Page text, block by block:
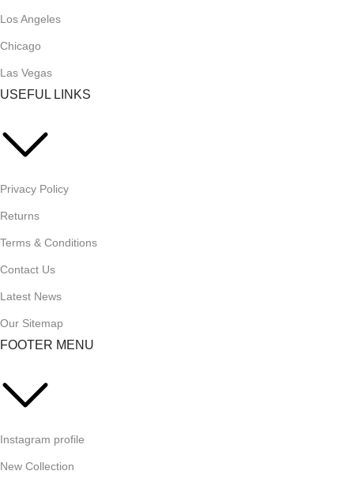
Los Angeles
Chicago
Las Vegas
USEFUL LINKS
Privacy Policy
Returns
Terms & Conditions
Contact Us
Latest News
Our Sitemap
FOOTER MENU
Instagram profile
New Collection